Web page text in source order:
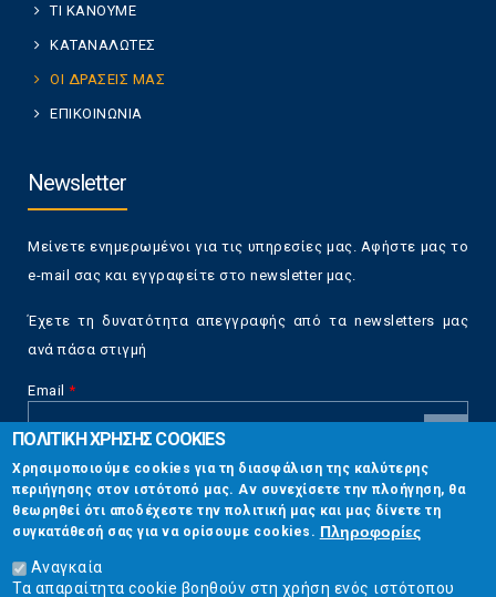
ΤΙ ΚΑΝΟΥΜΕ
ΚΑΤΑΝΑΛΩΤΕΣ
ΟΙ ΔΡΑΣΕΙΣ ΜΑΣ
ΕΠΙΚΟΙΝΩΝΙΑ
Newsletter
Μείνετε ενημερωμένοι για τις υπηρεσίες μας. Αφήστε μας το
e-mail σας και εγγραφείτε στο newsletter μας.
Έχετε τη δυνατότητα απεγγραφής από τα newsletters μας
ανά πάσα στιγμή
Email *
CAPTCHA
This
question is
for testing
whether or
not you are a
human visitor
Επικοινωνία
Στουρνάρη 17, Αθήνα 10683
ΠΟΛΙΤΙΚΗ ΧΡΗΣΗΣ COOKIES
Χρησιμοποιούμε cookies για τη διασφάλιση της καλύτερης
περιήγησης στον ιστότοπό μας. Αν συνεχίσετε την πλοήγηση, θα
θεωρηθεί ότι αποδέχεστε την πολιτική μας και μας δίνετε τη
συγκατάθεσή σας για να ορίσουμε cookies. Πληροφορίες
Αναγκαία
Τα απαραίτητα cookie βοηθούν στη χρήση ενός ιστότοπου